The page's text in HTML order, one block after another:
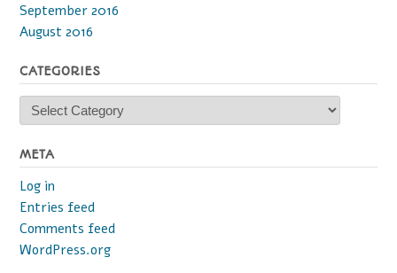
September 2016
August 2016
CATEGORIES
Categories
META
Log in
Entries feed
Comments feed
WordPress.org